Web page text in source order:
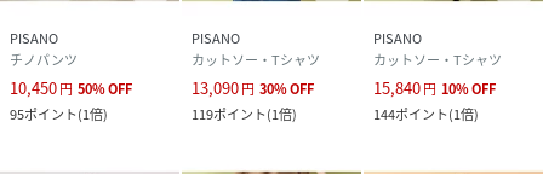
PISANO
チノパンツ
10,450円 50%OFF
95ポイント(1倍)
PISANO
カットソー・Tシャツ
13,090円 30%OFF
119ポイント(1倍)
PISANO
カットソー・Tシャツ
15,840円 10%OFF
144ポイント(1倍)